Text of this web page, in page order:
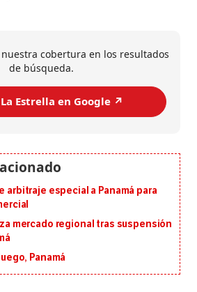
cobertura en los resultados
de búsqueda.
Estrella en Google ↗️
arbitraje especial a Panamá para
mercado regional tras suspensión
Panamá